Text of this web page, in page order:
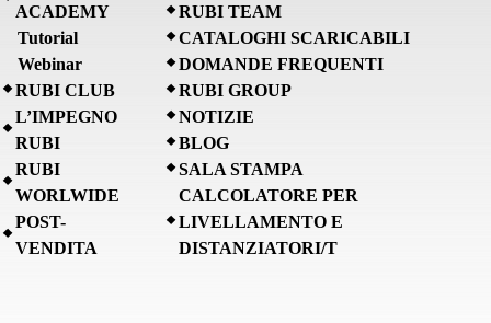
ACADEMY
Tutorial
Webinar
RUBI CLUB
L’IMPEGNO
RUBI
RUBI
WORLWIDE
POST-
VENDITA
RUBI TEAM
CATALOGHI SCARICABILI
DOMANDE FREQUENTI
RUBI GROUP
NOTIZIE
BLOG
SALA STAMPA
CALCOLATORE PER
LIVELLAMENTO E
DISTANZIATORI/T